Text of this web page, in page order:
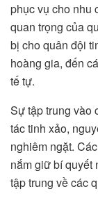
phục vụ cho nhu
quan trọng của
bị cho quân đội
hoàng gia, đến
tế tự.
Sự tập trung vào
tác tinh xảo,
nghiêm ngặt.
nắm giữ bí quyết
tập trung về các